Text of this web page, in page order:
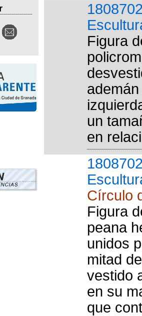
Figura
un
en
Círculo
Figura
peana
unidos
mitad
vestido
en su
que